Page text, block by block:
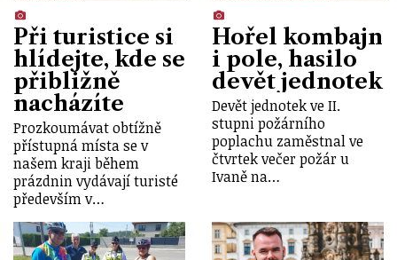
Při turistice si
hlídejte, kde se
přibližně
nacházíte
Prozkoumávat obtížně
přístupná místa se v
našem kraji během
prázdnin vydávají turisté
především v…
Hořel kombajn
i pole, hasilo
devět jednotek
Devět jednotek ve II.
stupni požárního
poplachu zaměstnal ve
čtvrtek večer požár u
Ivaně na…